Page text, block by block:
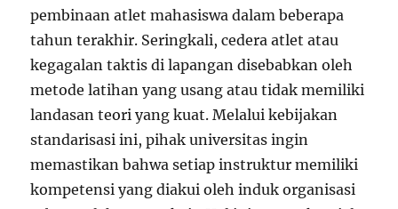
pembinaan atlet mahasiswa dalam beberapa
tahun terakhir. Seringkali, cedera atlet atau
kegagalan taktis di lapangan disebabkan oleh
metode latihan yang usang atau tidak memiliki
landasan teori yang kuat. Melalui kebijakan
standarisasi ini, pihak universitas ingin
memastikan bahwa setiap instruktur memiliki
kompetensi yang diakui oleh induk organisasi